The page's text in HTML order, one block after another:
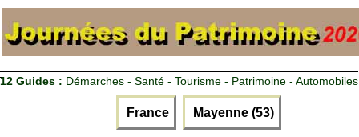
12 Guides : Démarches - Santé - Tourisme - Patrimoine - Automobiles
France Mayenne (53)